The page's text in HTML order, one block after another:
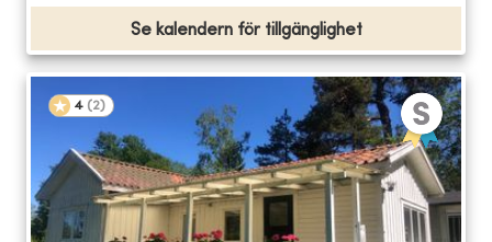
Se kalendern för tillgänglighet
4 (2)